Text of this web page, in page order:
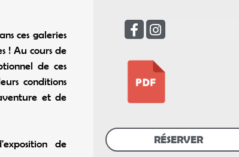
ces galeries
! Au cours de
de ces
conditions
et de
de
RÉSERVER